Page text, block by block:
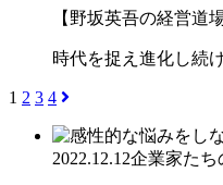
【野坂英吾の経営
時代を捉え進化し続
1 2 3 4
2022.12.12企業家たち